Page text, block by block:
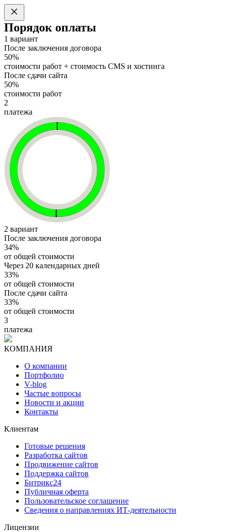
Порядок оплаты
1 вариант
После заключения договора
50%
стоимости работ + стоимость CMS и хостинга
После сдачи сайта
50%
стоимости работ
2
платежа
2 вариант
После заключения договора
34%
от общей стоимости
Через 20 календарных дней
33%
от общей стоимости
После сдачи сайта
33%
от общей стоимости
3
платежа
КОМПАНИЯ
О компании
Портфолио
V-blog
Частые вопросы
Новости и акции
Контакты
Клиентам
Готовые решения
Разработка сайтов
Продвижение сайтов
Поддержка сайтов
Битрикс24
Публичная оферта
Пользовательское соглашение
Сведения о направлениях ИТ-деятельности
Лицензии